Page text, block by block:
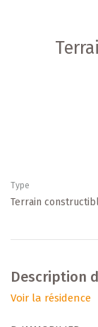
Type
Terrain
Description
Voir la résidence